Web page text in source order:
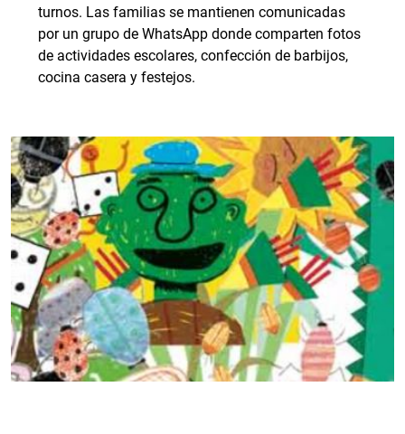
turnos. Las familias se mantienen comunicadas
por un grupo de WhatsApp donde comparten fotos
de actividades escolares, confección de barbijos,
cocina casera y festejos.